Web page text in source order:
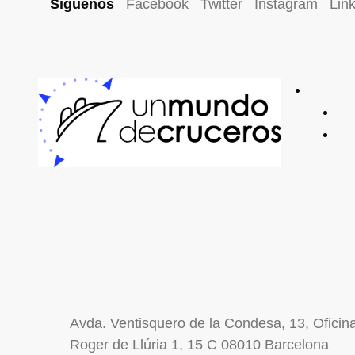
Síguenos Facebook Twitter Instagram
Avda. Ventisquero de la Condesa, 13,
Roger de Llúria 1, 15 C 08010 Barcelona